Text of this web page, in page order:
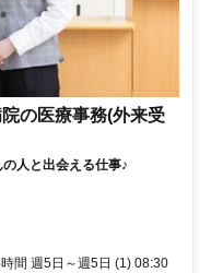
の医療事務(外来受
人と出会える仕事♪
間 週5日～週5日 (1) 08:30